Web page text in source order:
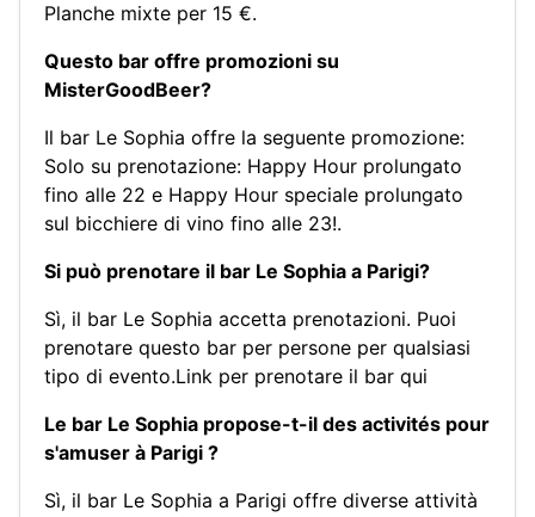
Planche mixte per 15 €.
Questo bar offre promozioni su
MisterGoodBeer?
Il bar Le Sophia offre la seguente promozione:
Solo su prenotazione: Happy Hour prolungato
fino alle 22 e Happy Hour speciale prolungato
sul bicchiere di vino fino alle 23!.
Si può prenotare il bar Le Sophia a Parigi?
Sì, il bar Le Sophia accetta prenotazioni. Puoi
prenotare questo bar per persone per qualsiasi
tipo di evento.Link per prenotare il bar qui
Le bar Le Sophia propose-t-il des activités pour
s'amuser à Parigi ?
Sì, il bar Le Sophia a Parigi offre diverse attività